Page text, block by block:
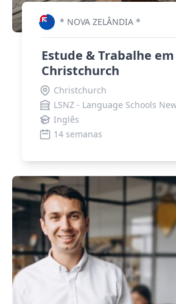
* NOVA ZELÂNDIA *
Estude & Trabalhe em
Christchurch
Christchurch
LSNZ - Language Schools
Inglês
14 semanas